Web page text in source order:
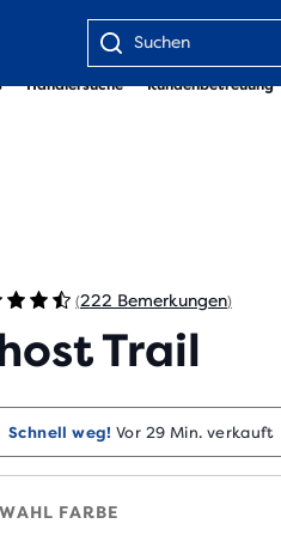
Händlersuche Kundenbetreuung
Gib
(222 Bemerkungen)
Trail
Schnell weg! Vor 29 Min. verkauft
FARBE